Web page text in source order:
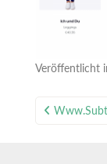
Veröffentlicht